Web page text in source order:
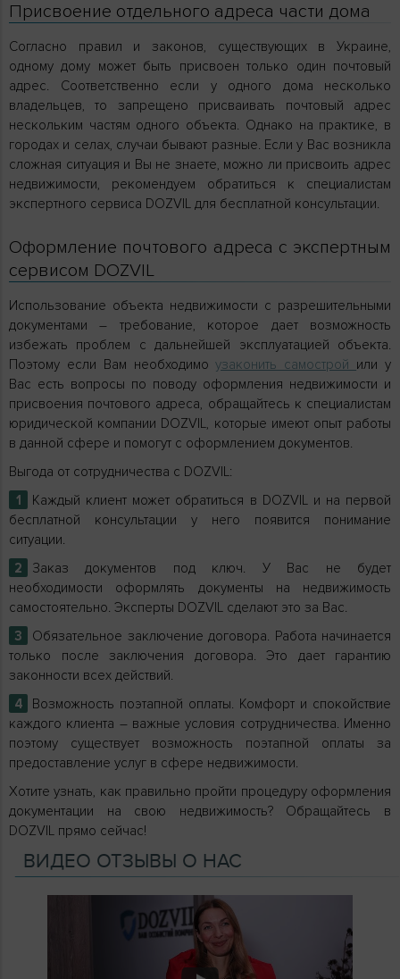
Присвоение отдельного адреса части дома
Согласно правил и законов, существующих в Украине,
одному дому может быть присвоен только один почтовый
адрес. Соответственно если у одного дома несколько
владельцев, то запрещено присваивать почтовый адрес
нескольким частям одного объекта. Однако на практике, в
городах и селах, случаи бывают разные. Если у Вас возникла
сложная ситуация и Вы не знаете, можно ли присвоить адрес
недвижимости, рекомендуем обратиться к специалистам
экспертного сервиса DOZVIL для бесплатной консультации.
Оформление почтового адреса с экспертным
сервисом DOZVIL
Использование объекта недвижимости с разрешительными
документами – требование, которое дает возможность
избежать проблем с дальнейшей эксплуатацией объекта.
Поэтому если Вам необходимоузаконить самострой или у
Вас есть вопросы по поводу оформления недвижимости и
присвоения почтового адреса, обращайтесь к специалистам
юридической компании DOZVIL, которые имеют опыт работы
в данной сфере и помогут с оформлением документов.
Выгода от сотрудничества с DOZVIL:
Каждый клиент может обратиться в DOZVIL и на первой
бесплатной консультации у него появится понимание
ситуации.
Заказ документов под ключ. У Вас не будет
необходимости оформлять документы на недвижимость
самостоятельно. Эксперты DOZVIL сделают это за Вас.
Обязательное заключение договора. Работа начинается
только после заключения договора. Это дает гарантию
законности всех действий.
Возможность поэтапной оплаты. Комфорт и спокойствие
каждого клиента – важные условия сотрудничества. Именно
поэтому существует возможность поэтапной оплаты за
предоставление услуг в сфере недвижимости.
Хотите узнать, как правильно пройти процедуру оформления
документации на свою недвижимость? Обращайтесь в
DOZVIL прямо сейчас!
ВИДЕО ОТЗЫВЫ О НАС